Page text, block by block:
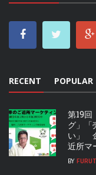
RECENT POPULAR
第19
グ」「
い」
近所マ
BY